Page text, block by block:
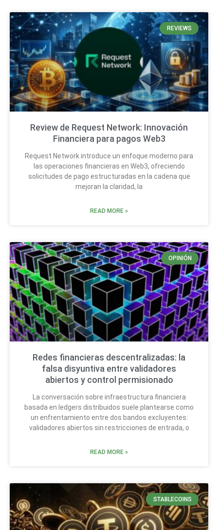
REVIEWS
Review de Request Network: Innovación
Financiera para pagos Web3
Request Network introduce un enfoque moderno para
las operaciones financieras en Web3, ofreciendo
solicitudes de pago estructuradas en la cadena que
mejoran la claridad, la
READ MORE »
OPINIÓN
Redes financieras descentralizadas: la
falsa disyuntiva entre validadores
abiertos y control permisionado
La conversación sobre infraestructura financiera
basada en ledgers distribuidos suele plantearse como
un enfrentamiento entre dos bandos excluyentes:
validadores abiertos sin restricciones de entrada, o
READ MORE »
STABLECOINS